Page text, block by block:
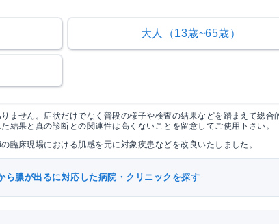
大人（13歳~65歳）
ません。症状だけでなく普段の様子や検査の結果などを踏まえて総合
結果と真の診断との関連性は高くないことを留意してご使用下さい。
臨床現場における肌感を元に対象疾患などを改良いたしました。
ら膿が出るに対応した病院・クリニックを探す